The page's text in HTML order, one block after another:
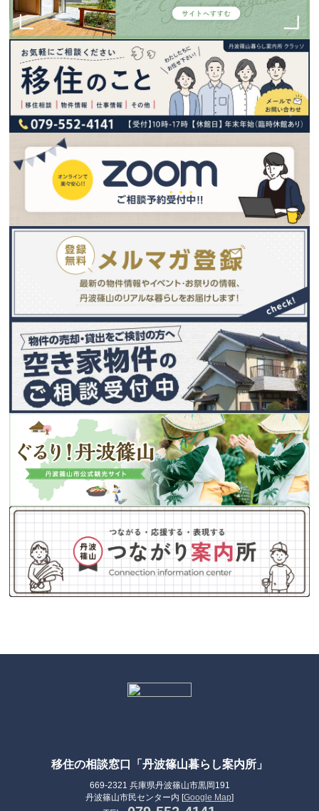
移住の相談窓口「丹波篠山暮らし案内所」
669-2321 兵庫県丹波篠山市黒岡191
丹波篠山市民センター内 [Google Map]